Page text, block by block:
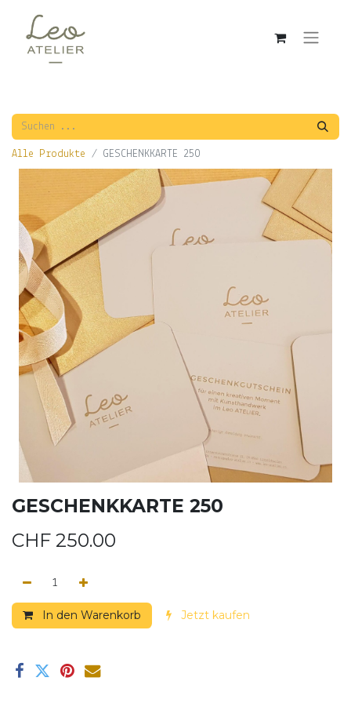
Alle Produkte GESCHENKKARTE 250
GESCHENKKARTE 250
CHF 250.00
In den Warenkorb Jetzt kaufen